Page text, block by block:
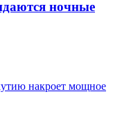
ночные